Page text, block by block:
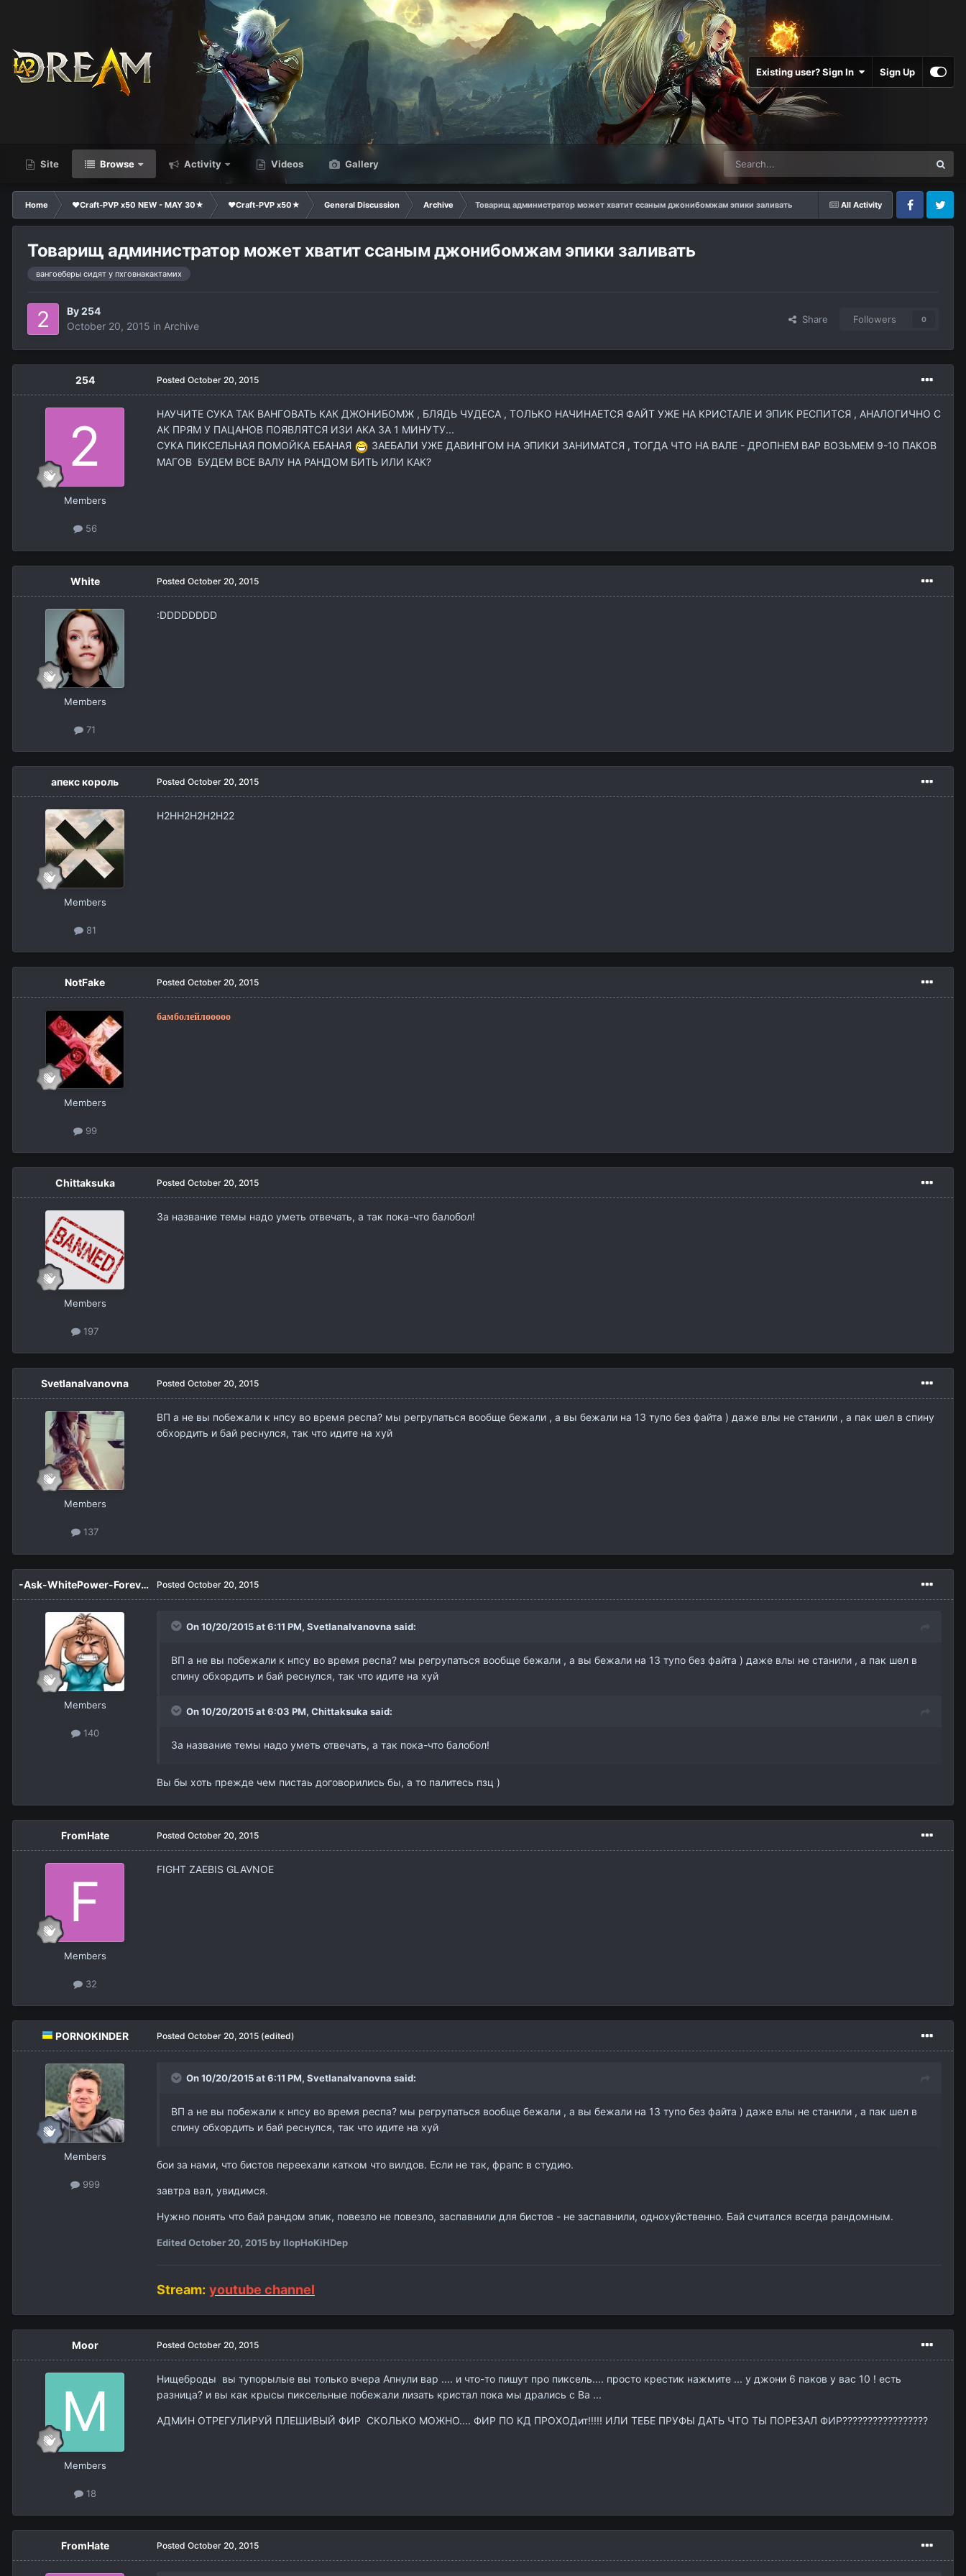
Existing user? Sign In Sign Up
Site Browse Activity Videos Gallery
All Activity
Home ❤Craft-PVP x50 NEW - MAY 30★ ❤Craft-PVP x50★ General Discussion Archive
Товарищ администратор может хватит ссаным джонибомжам эпики заливать
FacebookTwitter
Товарищ администратор может хватит ссаным джонибомжам эпики заливать
вангоеберы сидят у пхговнакактамих
By254
October 20, 2015 in Archive
Share Followers 0
254
Members
56
Posted October 20, 2015
НАУЧИТЕ СУКА ТАК ВАНГОВАТЬ КАК ДЖОНИБОМЖ , БЛЯДЬ ЧУДЕСА , ТОЛЬКО НАЧИНАЕТСЯ ФАЙТ УЖЕ НА КРИСТАЛЕ И ЭПИК РЕСПИТСЯ , АНАЛОГИЧНО С
АК ПРЯМ У ПАЦАНОВ ПОЯВЛЯТСЯ ИЗИ АКА ЗА 1 МИНУТУ...
СУКА ПИКСЕЛЬНАЯ ПОМОЙКА ЕБАНАЯ
ЗАЕБАЛИ УЖЕ ДАВИНГОМ НА ЭПИКИ ЗАНИМАТСЯ , ТОГДА ЧТО НА ВАЛЕ - ДРОПНЕМ ВАР ВОЗЬМЕМ 9-10 ПАКОВ
МАГОВ БУДЕМ ВСЕ ВАЛУ НА РАНДОМ БИТЬ ИЛИ КАК?
White
Members
71
Posted October 20, 2015
:DDDDDDDD
апекс король
Members
81
Posted October 20, 2015
H2HH2H2H2H22
NotFake
Members
99
Posted October 20, 2015
бамболейлооооо
Chittaksuka
Members
197
Posted October 20, 2015
За название темы надо уметь отвечать, а так пока-что балобол!
SvetlanaIvanovna
Members
137
Posted October 20, 2015
ВП а не вы побежали к нпсу во время респа? мы регрупаться вообще бежали , а вы бежали на 13 тупо без файта ) даже влы не станили , а пак шел в спину
обхордить и бай реснулся, так что идите на хуй
-Ask-WhitePower-Forever-
Members
140
Posted October 20, 2015
On 10/20/2015 at 6:11 PM, SvetlanaIvanovna said:
ВП а не вы побежали к нпсу во время респа? мы регрупаться вообще бежали , а вы бежали на 13 тупо без файта ) даже влы не станили , а пак шел в
спину обхордить и бай реснулся, так что идите на хуй
On 10/20/2015 at 6:03 PM, Chittaksuka said:
За название темы надо уметь отвечать, а так пока-что балобол!
Вы бы хоть прежде чем пистаь договорились бы, а то палитесь пзц )
FromHate
Members
32
Posted October 20, 2015
FIGHT ZAEBIS GLAVNOE
PORNOKINDER
Members
999
Posted October 20, 2015 (edited)
On 10/20/2015 at 6:11 PM, SvetlanaIvanovna said:
ВП а не вы побежали к нпсу во время респа? мы регрупаться вообще бежали , а вы бежали на 13 тупо без файта ) даже влы не станили , а пак шел в
спину обхордить и бай реснулся, так что идите на хуй
бои за нами, что бистов переехали катком что вилдов. Если не так, фрапс в студию.
завтра вал, увидимся.
Нужно понять что бай рандом эпик, повезло не повезло, заспавнили для бистов - не заспавнили, однохуйственно. Бай считался всегда рандомным.
EditedOctober 20, 2015 by IIopHoKiHDep
Stream: youtube channel
Moor
Members
18
Posted October 20, 2015
Нищеброды вы тупорылые вы только вчера Апнули вар .... и что-то пишут про пиксель.... просто крестик нажмите ... у джони 6 паков у вас 10 ! есть
разница? и вы как крысы пиксельные побежали лизать кристал пока мы дрались с Ва ...
АДМИН ОТРЕГУЛИРУЙ ПЛЕШИВЫЙ ФИР СКОЛЬКО МОЖНО.... ФИР ПО КД ПРОХОДит!!!!! ИЛИ ТЕБЕ ПРУФЫ ДАТЬ ЧТО ТЫ ПОРЕЗАЛ ФИР?????????????????
FromHate Posted October 20, 2015